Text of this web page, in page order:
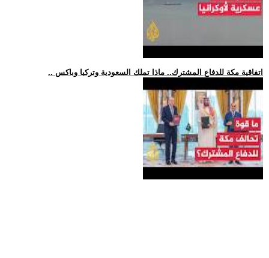
.. اتفاقية مكة للدفاع المشترك.. ماذا تملك السعودية وتركيا وباكس